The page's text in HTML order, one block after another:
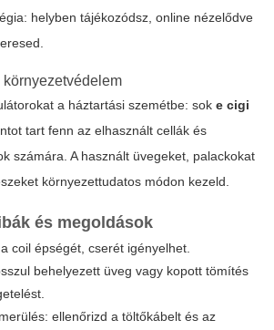
helyben tájékozódsz, online nézelődve
környezetvédelem
a háztartási szemétbe: sok e cigi
tart fenn az elhasznált cellák és
számára. A használt üvegeket, palackokat
környezettudatos módon kezeld.
és megoldások
coil épségét, cserét igényelhet.
behelyezett üveg vagy kopott tömítés
ellenőrizd a töltőkábelt és az